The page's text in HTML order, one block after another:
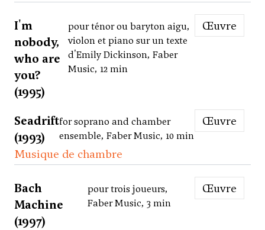
I'm
nobody,
who are
you?
(1995)
pour ténor ou baryton aigu,
violon et piano sur un texte
d'Emily Dickinson, Faber
Music, 12 min
Œuvre
Seadrift
(1993)
for soprano and chamber
ensemble, Faber Music, 10 min
Œuvre
Musique de chambre
Bach
Machine
(1997)
pour trois joueurs,
Faber Music, 3 min
Œuvre